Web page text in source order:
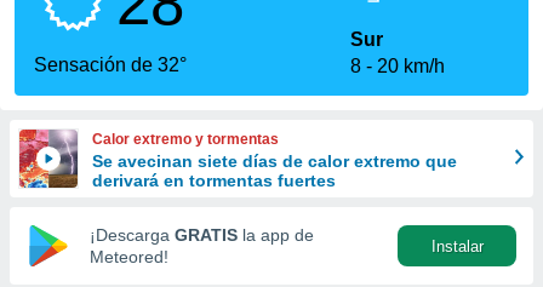
que se
calidad.
a este
las
y
forma
digital
basada
Sensación de 32°
Sur
8
20 km/h
Calor extremo y tormentas
Se avecinan siete días de calor extremo que
derivará en tormentas fuertes
¡Descarga GRATIS la app de
Meteored!
Instalar